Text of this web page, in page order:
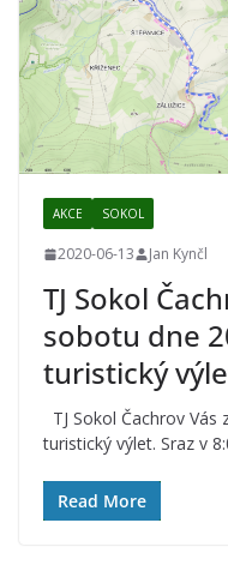
AKCE SOKOL
2020-06-13 Jan Kynčl
TJ Sokol
sobotu dne
turistický
TJ Sokol Čachrov
turistický výlet. Sraz v
Read More